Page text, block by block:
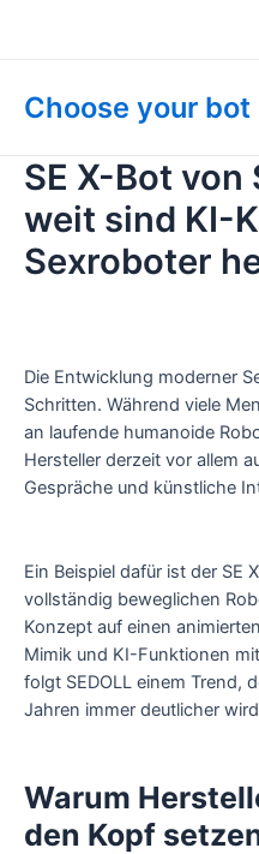
Choose your bot
SE X-Bot von
weit sind KI-
Sexroboter
Die Entwicklung moderner
Schritten. Während viele
an laufende humanoide
Hersteller derzeit vor allem
Gespräche und künstliche
Ein Beispiel dafür ist der SE
vollständig beweglichen
Konzept auf einen
Mimik und KI-Funktionen
folgt SEDOLL einem Trend,
Jahren immer deutlicher
Warum
den Kopf